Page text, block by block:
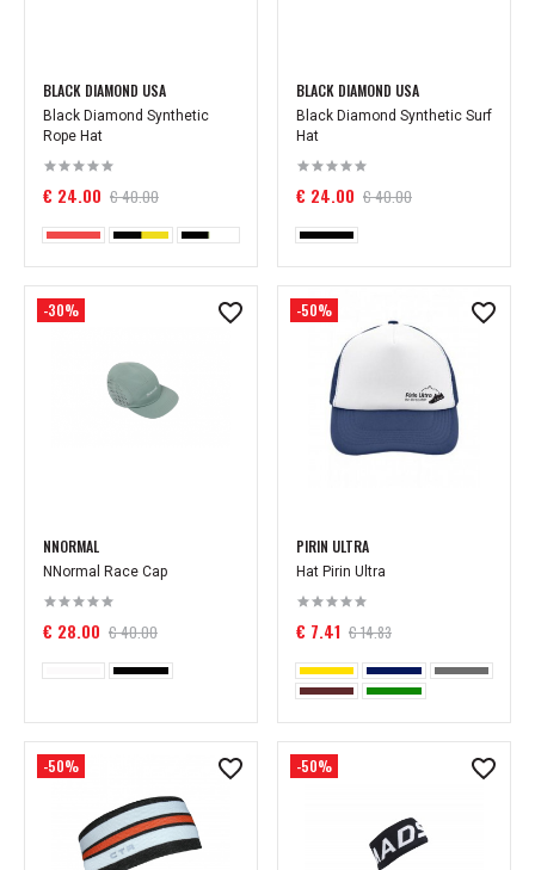
BLACK DIAMOND USA
Black Diamond Synthetic
Rope Hat
€ 24.00 € 40.00
BLACK DIAMOND USA
Black Diamond Synthetic Surf
Hat
€ 24.00 € 40.00
-30%
NNORMAL
NNormal Race Cap
€ 28.00 € 40.00
-50%
PIRIN ULTRA
Hat Pirin Ultra
€ 7.41 € 14.83
-50% -50%